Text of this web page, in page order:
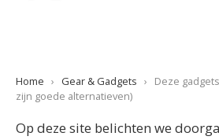
Home › Gear & Gadgets ›
Deze
zijn goede alternatieven)
Op deze site belichten we